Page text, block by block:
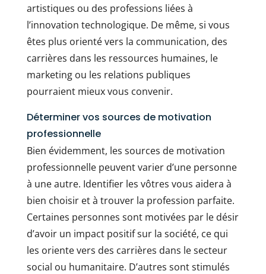
artistiques ou des professions liées à
l’innovation technologique. De même, si vous
êtes plus orienté vers la communication, des
carrières dans les ressources humaines, le
marketing ou les relations publiques
pourraient mieux vous convenir.
Déterminer vos sources de motivation
professionnelle
Bien évidemment, les sources de motivation
professionnelle peuvent varier d’une personne
à une autre. Identifier les vôtres vous aidera à
bien choisir et à trouver la profession parfaite.
Certaines personnes sont motivées par le désir
d’avoir un impact positif sur la société, ce qui
les oriente vers des carrières dans le secteur
social ou humanitaire. D’autres sont stimulés